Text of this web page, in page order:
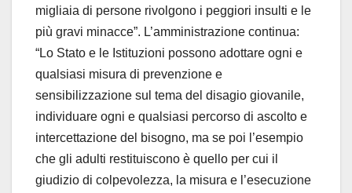
migliaia di persone rivolgono i peggiori insulti e le
più gravi minacce”. L’amministrazione continua:
“Lo Stato e le Istituzioni possono adottare ogni e
qualsiasi misura di prevenzione e
sensibilizzazione sul tema del disagio giovanile,
individuare ogni e qualsiasi percorso di ascolto e
intercettazione del bisogno, ma se poi l’esempio
che gli adulti restituiscono è quello per cui il
giudizio di colpevolezza, la misura e l’esecuzione